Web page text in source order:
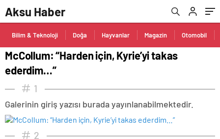
Aksu Haber
Bilim & Teknoloji Doğa Hayvanlar Magazin Otomobil
McCollum: “Harden için, Kyrie’yi takas
ederdim…”
1
Galerinin giriş yazısı burada yayınlanabilmektedir.
2